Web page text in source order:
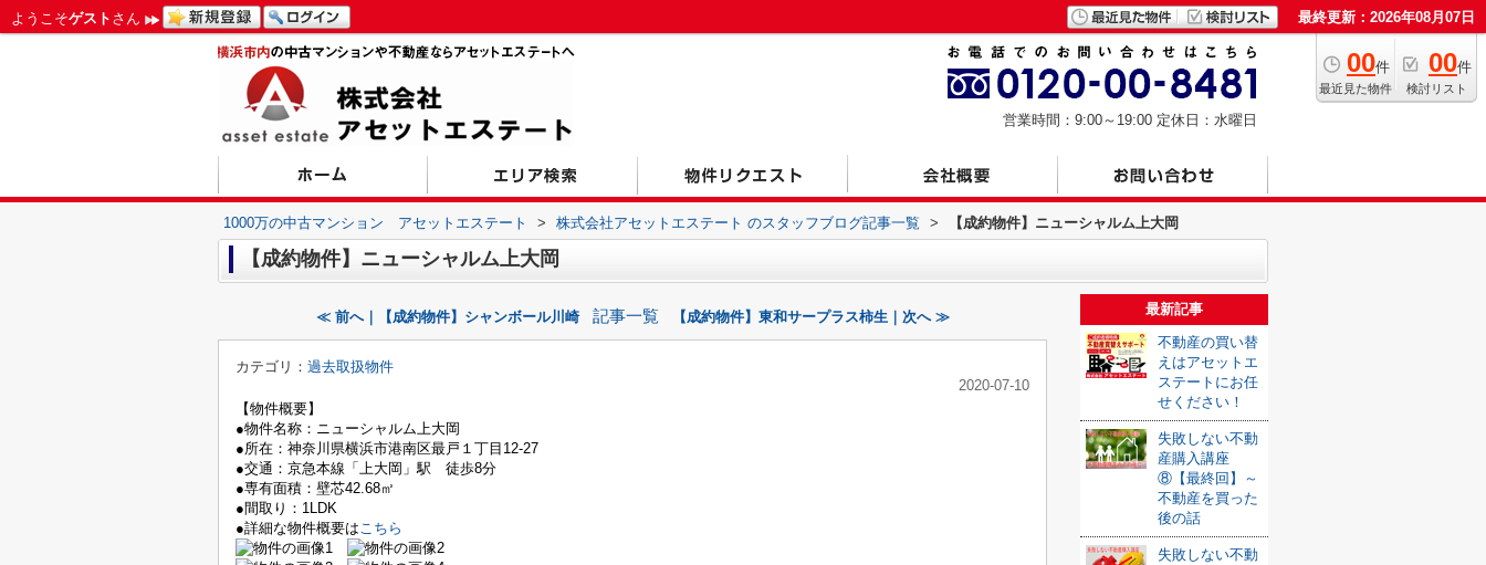
ようこそゲスト さん 最終更新：2026年08月07日
00件
最近見た物件
00件
検討リスト
営業時間：9:00～19:00 定休日：水曜日
1000万の中古マンション アセットエステート > 株式会社アセットエステート のスタッフブログ記事一覧 > 【成約物件】ニューシャルム上大岡
【成約物件】ニューシャルム上大岡
≪ 前へ｜【成約物件】シャンボール川崎 記事一覧 【成約物件】東和サープラス柿生｜次へ ≫
カテゴリ： 過去取扱物件
2020-07-10
【物件概要】
●物件名称：ニューシャルム上大岡
●所在：神奈川県横浜市港南区最戸１丁目12-27
●交通：京急本線「上大岡」駅 徒歩8分
●専有面積：壁芯42.68㎡
●間取り：1LDK
●詳細な物件概要はこちら
最新記事
不動産の買い替
えはアセットエ
ステートにお任
せください！
失敗しない不動
産購入講座
⑧【最終回】～
不動産を買った
後の話
失敗しない不動